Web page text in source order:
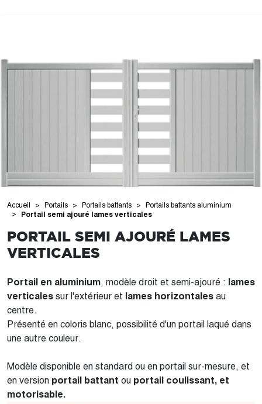
Accueil Portails Portails battants Portails battants aluminium
Portail semi ajouré lames verticales
PORTAIL SEMI AJOURÉ LAMES
VERTICALES
Portail en aluminium, modèle droit et semi-ajouré : lames
verticales sur l'extérieur et lames horizontales au
centre.
Présenté en coloris blanc, possibilité d'un portail laqué dans
une autre couleur.
Modèle disponible en standard ou en portail sur-mesure, et
en version portail battant ou portail coulissant, et
motorisable.